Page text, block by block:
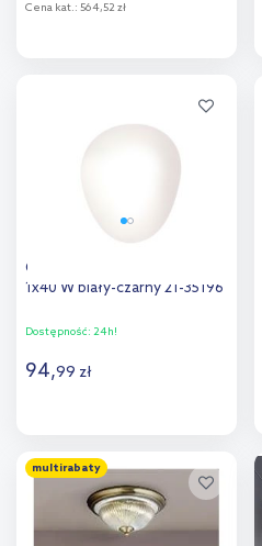
Cena kat.: 564,52 zł
porównania
Candellux Stones plafon
1x40 W biały-czarny 21-35196
Dostępność: 24h!
94,99 zł
Dodaj do
porównania
multirabaty